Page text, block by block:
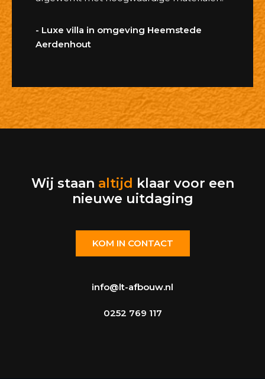
- Luxe villa in omgeving Heemstede
Aerdenhout
Wij staan altijd klaar voor een
nieuwe uitdaging
KOM IN CONTACT
info@lt-afbouw.nl
0252 769 117